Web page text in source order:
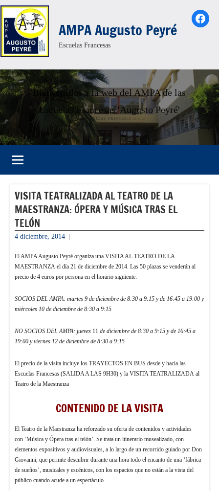
Saltar
al
contenido
AMPA Augusto Peyré
Escuelas Francesas
Bienvenidos a la web del AMPA de las
Escuelas Francesas 'Augusto Peyré'
VISITA TEATRALIZADA AL TEATRO DE LA
MAESTRANZA: ÓPERA Y MÚSICA TRAS EL
TELÓN
4 diciembre, 2014
El AMPA Augusto Peyré organiza una VISITA AL TEATRO DE LA
MAESTRANZA el día 21 de diciembre de 2014. Las 50 plazas se venderán al
precio de 4 euros por persona en el horario siguiente:
SOCIOS DEL AMPA: martes 9 de diciembre de 8:30 a 9:15 y de 16:45 a 19:00 y
miércoles 10 de diciembre de 8:30 a 9:15
NO SOCIOS DEL AMPA: jueves 11 de diciembre de 8:30 a 9:15 y de 16:45 a
19:00 y viernes 12 de diciembre de 8:30 a 9:15
El precio de la visita incluye los TRAYECTOS EN BUS desde y hacia las
Escuelas Francesas (SALIDA A LAS 9H30) y la VISITA TEATRALIZADA al
Teatro de la Maestranza
CONTENIDO DE LA VISITA
El Teatro de la Maestranza ha reforzado su oferta de contenidos y actividades
con ‘Música y Ópera tras el telón’. Se trata un itinerario musealizado, con
elementos expositivos y audiovisuales, a lo largo de un recorrido guiado por Don
Giovanni, que permite descubrir durante una hora todo el encanto de una ‘fábrica
de sueños’, musicales y escénicos, con los espacios que no están a la vista del
público cuando acude a un espectáculo.